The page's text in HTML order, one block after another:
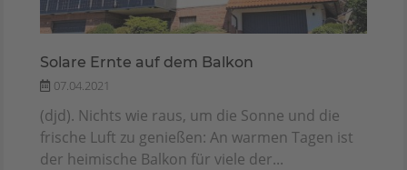
Solare Ernte auf dem Balkon
07.04.2021
(djd). Nichts wie raus, um die Sonne und die
frische Luft zu genießen: An warmen Tagen ist
der heimische Balkon für viele der...